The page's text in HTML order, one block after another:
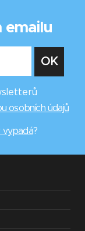
emailu
osobních údajů
vypadá?